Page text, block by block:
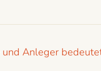
Anleger